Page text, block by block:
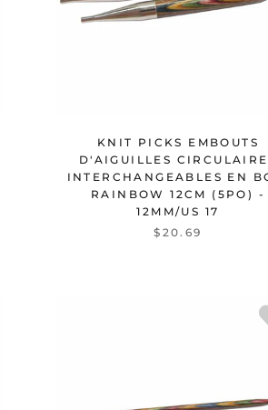
KNIT PICKS EMBOUTS
D'AIGUILLES
INTERCHANGEABLES EN
RAINBOW 12CM (5PO) -
12MM/US 17
$20.69